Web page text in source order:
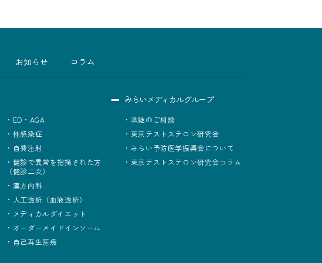
お知らせ コラム
ED・AGA
性感染症
自費注射
健診で異常を指摘された方
（健診二次）
漢方内科
人工透析（血液透析）
メディカルダイエット
オーダーメイドインソール
自己再生医療
みらいメディカルグループ
承継のご相談
東京テストステロン研究会
みらい予防医学振興会について
東京テストステロン研究会コラム